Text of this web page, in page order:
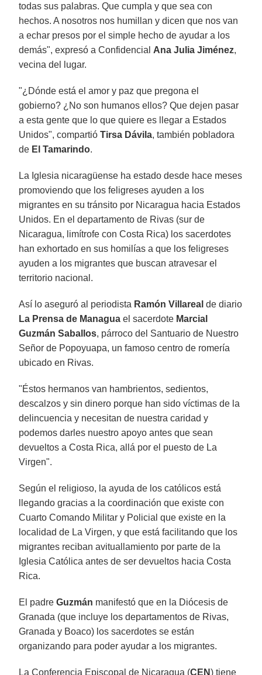
todas sus palabras. Que cumpla y que sea con
hechos. A nosotros nos humillan y dicen que nos van
a echar presos por el simple hecho de ayudar a los
demás", expresó a Confidencial Ana Julia Jiménez,
vecina del lugar.
"¿Dónde está el amor y paz que pregona el
gobierno? ¿No son humanos ellos? Que dejen pasar
a esta gente que lo que quiere es llegar a Estados
Unidos", compartióTirsa Dávila, también pobladora
de El Tamarindo.
La Iglesia nicaragüense ha estado desde hace meses
promoviendo que los feligreses ayuden a los
migrantes en su tránsito por Nicaragua hacia Estados
Unidos. En el departamento de Rivas (sur de
Nicaragua, limítrofe con Costa Rica) los sacerdotes
han exhortado en sus homilías a que los feligreses
ayuden a los migrantes que buscan atravesar el
territorio nacional.
Así lo aseguró al periodista Ramón Villareal de diario
La Prensa de Managua el sacerdote Marcial
Guzmán Saballos, párroco del Santuario de Nuestro
Señor de Popoyuapa, un famoso centro de romería
ubicado en Rivas.
"Éstos hermanos van hambrientos, sedientos,
descalzos y sin dinero porque han sido víctimas de la
delincuencia y necesitan de nuestra caridad y
podemos darles nuestro apoyo antes que sean
devueltos a Costa Rica, allá por el puesto de La
Virgen".
Según el religioso, la ayuda de los católicos está
llegando gracias a la coordinación que existe con
Cuarto Comando Militar y Policial que existe en la
localidad de La Virgen, y que está facilitando que los
migrantes reciban avituallamiento por parte de la
Iglesia Católica antes de ser devueltos hacia Costa
Rica.
El padreGuzmán manifestó que en la Diócesis de
Granada (que incluye los departamentos de Rivas,
Granada y Boaco) los sacerdotes se están
organizando para poder ayudar a los migrantes.
La Conferencia Episcopal de Nicaragua (CEN) tiene